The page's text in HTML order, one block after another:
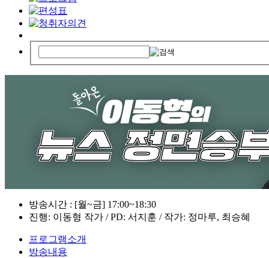
방송시간 : [월~금] 17:00~18:30
진행: 이동형 작가 / PD: 서지훈 / 작가: 정마루, 최승혜
프로그램소개
방송내용